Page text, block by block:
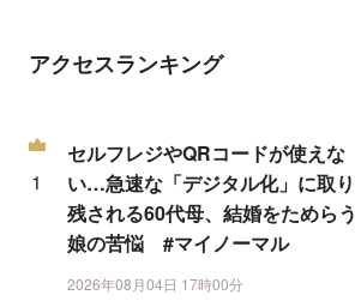
アクセスランキング
セルフレジやQRコードが使えな
い…急速な「デジタル化」に取り
残される60代母、結婚をためらう
娘の苦悩 #マイノーマル
2026年08月04日 17時00分